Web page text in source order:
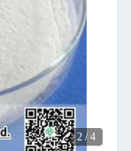
2 / 4